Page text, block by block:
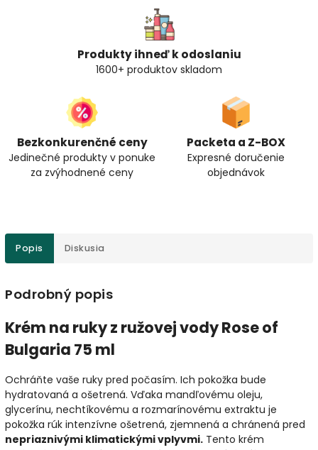
Produkty ihneď k odoslaniu
1600+ produktov skladom
Bezkonkurenčné ceny
Jedinečné produkty v ponuke
za zvýhodnené ceny
Packeta a Z-BOX
Expresné doručenie
objednávok
Popis Diskusia
Podrobný popis
Krém na ruky z ružovej vody Rose of
Bulgaria 75 ml
Ochráňte vaše ruky pred počasím. Ich pokožka bude
hydratovaná a ošetrená. Vďaka mandľovému oleju,
glycerínu, nechtíkovému a rozmarínovému extraktu je
pokožka rúk intenzívne ošetrená, zjemnená a chránená pred
nepriaznivými klimatickými vplyvmi. Tento krém